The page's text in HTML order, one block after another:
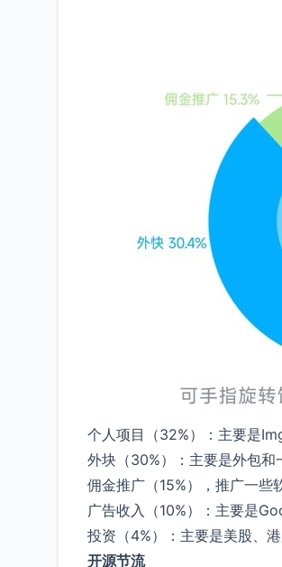
个人项目（32%）：主要是
外块（30%）：主要是外包和
佣金推广（15%），推广一些
广告收入（10%）：主要是
投资（4%）：主要是美股、
开源节流